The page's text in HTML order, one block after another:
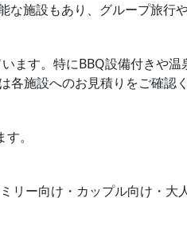
施設もあり、グループ旅行
ます。特にBBQ設備付きや
施設へのお見積りをご確認く
。
リー向け・カップル向け・大